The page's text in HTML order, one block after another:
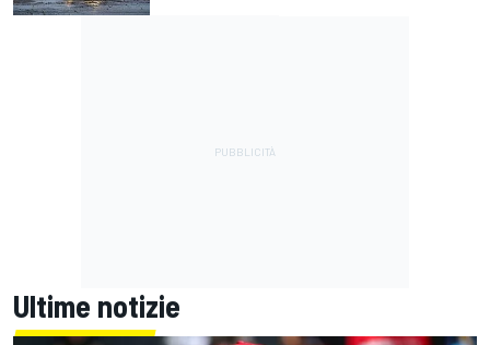
Ultime notizie